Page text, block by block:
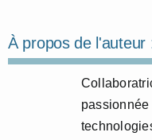
À propos de